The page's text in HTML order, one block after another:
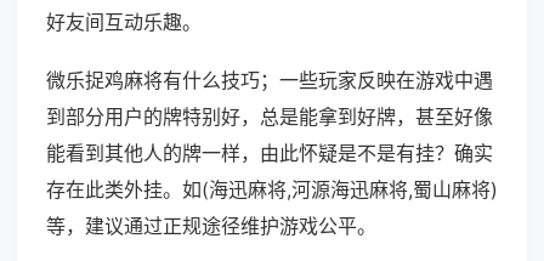
好友间互动乐趣。
微乐捉鸡麻将有什么技巧；一些玩家反映在游戏中遇
到部分用户的牌特别好，总是能拿到好牌，甚至好像
能看到其他人的牌一样，由此怀疑是不是有挂？确实
存在此类外挂。如(海迅麻将,河源海迅麻将,蜀山麻将)
等，建议通过正规途径维护游戏公平。